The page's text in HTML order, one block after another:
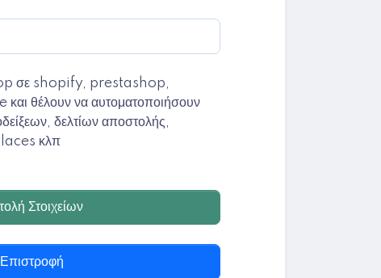
σε shopify, prestashop,
θέλουν να αυτοματοποιήσουν
δελτίων αποστολής,
κλπ
Στοιχείων